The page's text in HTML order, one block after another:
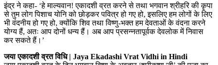
इंद्र ने कहा- ‘हे माल्यवान! एकादशी व्रत करने से तथा भगवान श्रीहरि की कृपा
से तुम लोग पिशाच योनि को छोड़कर पवित्र हो गए हो, इसलिए हम लोगों के लिए
भी वंदनीय हो गए हो, क्योंकि शिव तथा विष्णु-भक्त हम देवताओं के वंदना करने
योग्य हैं, अतः आप दोनों धन्य हैं। अब आप प्रसन्नतापूर्वक देवलोक में निवास
कर सकते हैं।’
जया एकादशी व्रत विधि | Jaya Ekadashi Vrat Vidhi in Hindi